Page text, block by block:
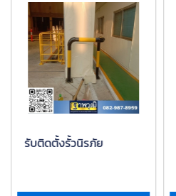
รับติดตั้งรั้วนิรภัย